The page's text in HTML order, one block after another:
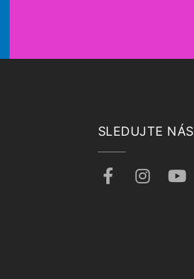
SLEDUJTE NÁS